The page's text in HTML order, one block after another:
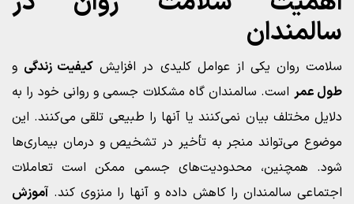
سالمندان
سلامت روان یکی از عوامل کلیدی در افزایش کیفیت زندگی و
طول عمر است. سالمندان گاه مشکلات جسمی و روانی خود را به
دلایل مختلف بیان نمی‌کنند یا آنها را طبیعی تلقی می‌کنند. این
موضوع می‌تواند منجر به تأخیر در تشخیص و درمان بیماری‌ها
شود. همچنین، محدودیت‌های جسمی ممکن است تعاملات
اجتماعی سالمندان را کاهش داده و آنها را منزوی کند. آموزش